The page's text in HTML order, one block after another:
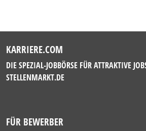
KARRIERE.COM
DIE SPEZIAL-JOBBÖRSE FÜR ATTRAKTIVE
STELLENMARKT.DE
FÜR BEWERBER